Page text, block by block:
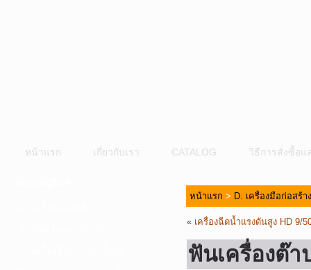
หน้าแรก เกี่ยวกับเรา CATALOG วิธีการสั่งซื้อแ
หน้าแรก > D. เครื่องมือก่อสร้
« เครื่องฉีดน้ำแรงดันสูง HD 9/
ฟันเครื่องต๊า